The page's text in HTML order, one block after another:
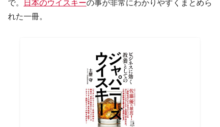
で。
日本のウイスキーの事が非常にわかりやすくまとめら
れた一冊。